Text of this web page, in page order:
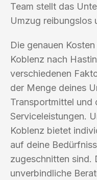
Team stellt das
Umzug reibungslos
Die genauen
Koblenz nach
verschiedenen
der Menge deines
Transportmittel und
Serviceleistungen.
Koblenz bietet
auf deine
zugeschnitten sind.
unverbindliche